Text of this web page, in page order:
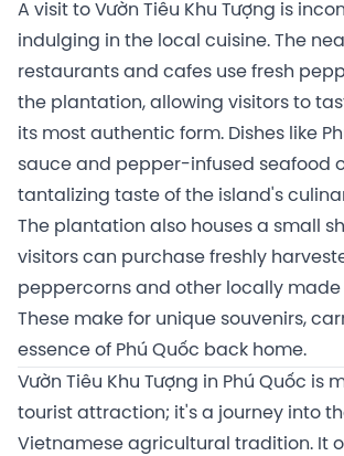
A visit to Vườn Tiêu Khu Tượng is
indulging in the local cuisine. The
restaurants and cafes use fresh
the plantation, allowing visitors to
its most authentic form. Dishes like
sauce and pepper-infused seafood
tantalizing taste of the island's
The plantation also houses a small
visitors can purchase freshly
peppercorns and other locally
These make for unique souvenirs,
essence of Phú Quốc back home.
Vườn Tiêu Khu Tượng in Phú Quốc is
tourist attraction; it's a journey into
Vietnamese agricultural tradition. It